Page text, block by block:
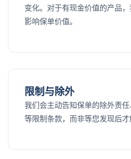
变化。对于有现金价值的产品
影响保单价值。
限制与除外
我们会主动告知保单的除外责
等限制条款，而非等您发现后才